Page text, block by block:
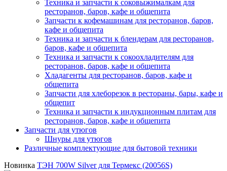
Техника и запчасти к соковыжималкам для
ресторанов, баров, кафе и общепита
Запчасти к кофемашинам для ресторанов, баров,
кафе и общепита
Техника и запчасти к блендерам для ресторанов,
баров, кафе и общепита
Техника и запчасти к сокоохладителям для
ресторанов, баров, кафе и общепита
Хладагенты для ресторанов, баров, кафе и
общепита
Запчасти для хлеборезок в рестораны, бары, кафе и
общепит
Техника и запчасти к индукционным плитам для
ресторанов, баров, кафе и общепита
Запчасти для утюгов
Шнуры для утюгов
Различные комплектующие для бытовой техники
Новинка ТЭН 700W Silver для Термекс (20056S)